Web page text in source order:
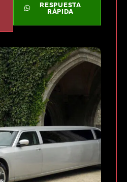
RESPUESTA
RÁPIDA